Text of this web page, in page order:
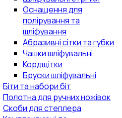
Оснащення для
полірування та
шліфування
Абразивні сітки та губки
Чашки шліфувальні
Кордщітки
Бруски шліфувальні
Біти та набори біт
Полотна для ручних ножівок
Скоби для степлера